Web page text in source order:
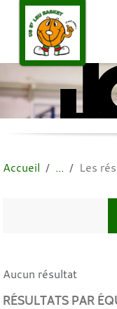
Accueil Les
Aucun résultat
RÉSULTATS PAR
Panneau de gestion